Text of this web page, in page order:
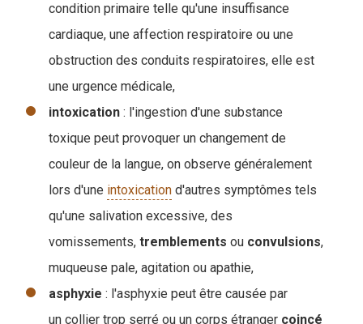
condition primaire telle qu'une insuffisance
cardiaque, une affection respiratoire ou une
obstruction des conduits respiratoires, elle est
une urgence médicale,
intoxication : l'ingestion d'une substance
toxique peut provoquer un changement de
couleur de la langue, on observe généralement
lors d'une intoxication d'autres symptômes tels
qu'une salivation excessive, des
vomissements, tremblements ou convulsions,
muqueuse pale, agitation ou apathie,
asphyxie : l'asphyxie peut être causée par
un collier trop serré ou un corps étranger coincé